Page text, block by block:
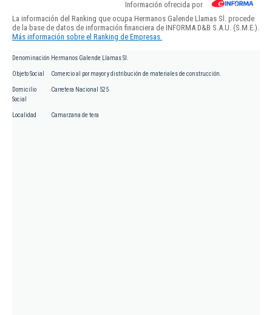
Información ofrecida por
La información del Ranking que ocupa Hermanos Galende Llamas Sl. procede
de la base de datos de información financiera de INFORMA D&B S.A.U. (S.M.E.).
Más información sobre el Ranking de Empresas.
Denominación Hermanos Galende Llamas Sl.
Objeto Social Comercio al por mayor y distribución de materiales de construcción.
Domicilio
Social
Carretera Nacional 525
Localidad Camarzana de tera